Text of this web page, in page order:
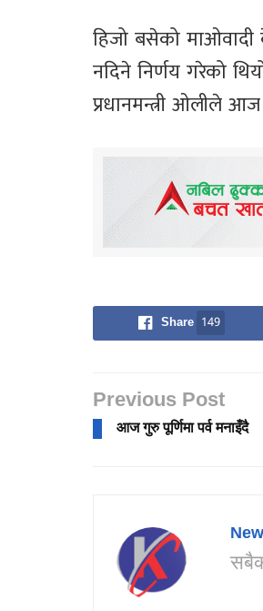
हिजो बसेको माओवादी
नदिने निर्णय गरेको
प्रधानमन्त्री ओलीले
Share 149
Previous Post
आज गुरु पूर्णिमा पर्व मनाइँदै